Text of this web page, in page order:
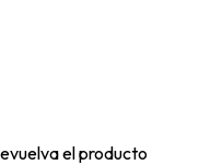
el producto